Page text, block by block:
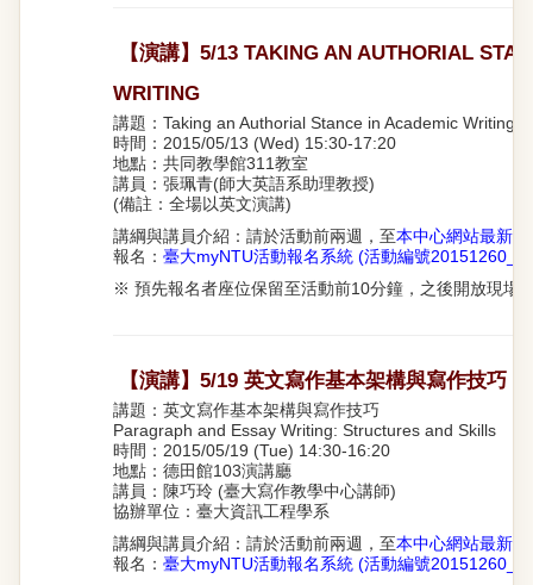
【演講】5/13 TAKING AN AUTHORIAL
WRITING
講題：Taking an Authorial Stance in Academic Writing
時間：2015/05/13 (Wed) 15:30-17:20
地點：共同教學館311教室
講員：張珮青(師大英語系助理教授)
(備註：全場以英文演講)
講綱與講員介紹：請於活動前兩週，至本中心網站最新消
報名： 臺大myNTU活動報名系統 (活動編號
※ 預先報名者座位保留至活動前10分鐘，之後開放現場
【演講】5/19 英文寫作基本架構與寫作技巧
講題：英文寫作基本架構與寫作技巧
Paragraph and Essay Writing: Structures and Skills
時間：2015/05/19 (Tue) 14:30-16:20
地點：德田館103演講廳
講員：陳巧玲 (臺大寫作教學中心講師)
協辦單位：臺大資訊工程學系
講綱與講員介紹：請於活動前兩週，至本中心網站最新消
報名： 臺大myNTU活動報名系統 (活動編號